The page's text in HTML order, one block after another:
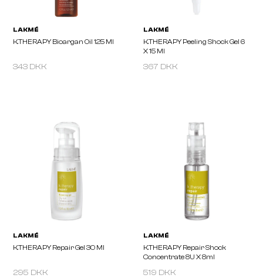
K.THERAPY Bioargan Oil 125 Ml
343 DKK
LAKMÉ
K.THERAPY Peeling
X 15 Ml
367 DKK
295 DKK 519 DKK